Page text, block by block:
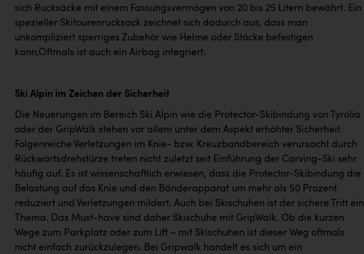
sich Rucksäcke mit einem Fassungsvermögen von 20 bis 25 Litern bewährt. Ein
spezieller Skitourenrucksack zeichnet sich dadurch aus, dass man
unkompliziert sperriges Zubehör wie Helme oder Stöcke befestigen
kann.Oftmals ist auch ein Airbag integriert.
Ski Alpin im Zeichen der Sicherheit
Die Neuerungen im Bereich Ski Alpin wie die Protector-Skibindung von Tyrolia
oder der GripWalk stehen vor allem unter dem Aspekt erhöhter Sicherheit.
Folgenreiche Verletzungen im Knie- bzw. Kreuzbandbereich verursacht durch
Rückwärtsdrehstürze treten nicht zuletzt seit Einführung der Carving-Ski sehr
häufig auf. Es ist wissenschaftlich erwiesen, dass die Protector-Skibindung die
Belastung auf das Knie und den Bänderapparat um mehr als 50 Prozent
reduziert und Verletzungen mildert. Auch bei Skischuhen ist der sichere Tritt ein
Thema. Das Must-have sind daher Skischuhe mit GripWalk. Ob die kurzen
Wege zum Parkplatz oder zum Lift – mit Skischuhen ist dieser Weg oftmals
nicht einfach zurückzulegen. Bei Gripwalk handelt es sich um ein